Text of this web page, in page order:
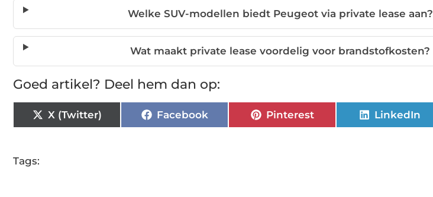
Welke SUV-modellen biedt Peugeot via private lease aan?
Wat maakt private lease voordelig voor brandstofkosten?
Goed artikel? Deel hem dan op:
X (Twitter) Facebook Pinterest LinkedIn
Tags: